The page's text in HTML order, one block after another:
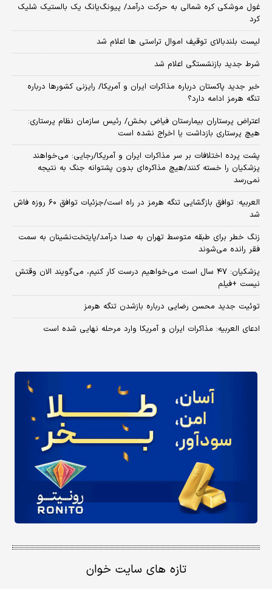
غول موشکی کره شمالی به حرکت درآمد/ پیونگ‌یانگ یک بالستیک شلیک
کرد
لیست بلندبالای توقیف اموال تراستی ها اعلام شد
شرط جدید بازنشستگی اعلام شد
خبر جدید پاکستان درباره مذاکرات ایران و آمریکا/ رایزنی کشورها درباره
تنگه هرمز ادامه دارد؟
اعتراض پرستاران بیمارستان فیاض بخش/ رئیس سازمان نظام پرستاری:
هیچ پرستاری بازداشت یا اخراج نشده است
پشت پرده اختلافات بر سر مذاکرات ایران و آمریکا/رجایی: می‌خواهند
پزشکیان را خسته کنند/هیچ مذاکره‌ای بدون پشتوانه جنگ به نتیجه
نمی‌رسد
العربیه: توافق بازگشایی تنگه هرمز در راه است/جزئیات توافق ۶۰ روزه فاش
شد
زنگ خطر برای طبقه متوسط تهران به صدا درآمد/پایتخت‌نشینان به سمت
فقر رانده می‌شوند
پزشکیان: ۴۷ سال است می‌خواهیم درست کار کنیم، می‌گویند الان وقتش
نیست +فیلم
توئیت جدید محسن رضایی درباره بازشدن تنگه هرمز
ادعای العربیه: مذاکرات ایران و آمریکا وارد مرحله نهایی شده است
تازه های سایت خوان